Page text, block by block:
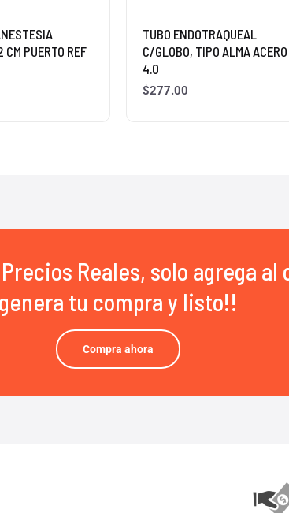
CM PUERTO REF
TUBO ENDOTRAQUEAL
C/GLOBO, TIPO ALMA ACERO
4.0
$277.00
Reales, solo agrega al
genera tu compra y listo!!
Compra ahora